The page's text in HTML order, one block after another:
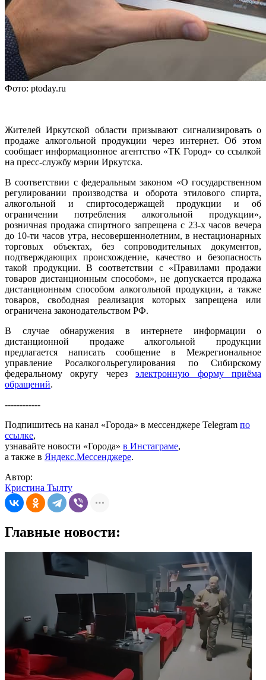
Фото: ptoday.ru
Жителей Иркутской области призывают сигнализировать о
продаже алкогольной продукции через интернет. Об этом
сообщает информационное агентство «ТК Город» со ссылкой
на пресс-службу мэрии Иркутска.
В соответствии с федеральным законом «О государственном
регулировании производства и оборота этилового спирта,
алкогольной и спиртосодержащей продукции и об
ограничении потребления алкогольной продукции»,
розничная продажа спиртного запрещена с 23-х часов вечера
до 10-ти часов утра, несовершеннолетним, в нестационарных
торговых объектах, без сопроводительных документов,
подтверждающих происхождение, качество и безопасность
такой продукции. В соответствии с «Правилами продажи
товаров дистанционным способом», не допускается продажа
дистанционным способом алкогольной продукции, а также
товаров, свободная реализация которых запрещена или
ограничена законодательством РФ.
В случае обнаружения в интернете информации о
дистанционной продаже алкогольной продукции
предлагается написать сообщение в Межрегиональное
управление Росалкогольрегулирования по Сибирскому
федеральному округу черезэлектронную форму приёма
обращений.
------------
Подпишитесь на канал «Города» в мессенджере Telegram по
ссылке,
узнавайте новости «Города» в Инстаграме,
а также в Яндекс.Мессенджере.
Автор:
Кристина Тылту
Главные новости: